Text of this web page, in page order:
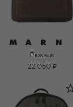
Рюкзак
22 050 ₽